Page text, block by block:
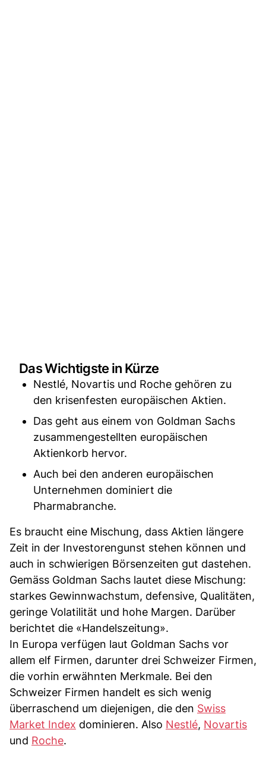
Das Wichtigste in Kürze
Nestlé, Novartis und Roche gehören zu
den krisenfesten europäischen Aktien.
Das geht aus einem von Goldman Sachs
zusammengestellten europäischen
Aktienkorb hervor.
Auch bei den anderen europäischen
Unternehmen dominiert die
Pharmabranche.
Es braucht eine Mischung, dass Aktien längere
Zeit in der Investorengunst stehen können und
auch in schwierigen Börsenzeiten gut dastehen.
Gemäss Goldman Sachs lautet diese Mischung:
starkes Gewinnwachstum, defensive, Qualitäten,
geringe Volatilität und hohe Margen. Darüber
berichtet die «Handelszeitung».
In Europa verfügen laut Goldman Sachs vor
allem elf Firmen, darunter drei Schweizer Firmen,
die vorhin erwähnten Merkmale. Bei den
Schweizer Firmen handelt es sich wenig
überraschend um diejenigen, die den Swiss
Market Index dominieren. Also Nestlé, Novartis
und Roche.